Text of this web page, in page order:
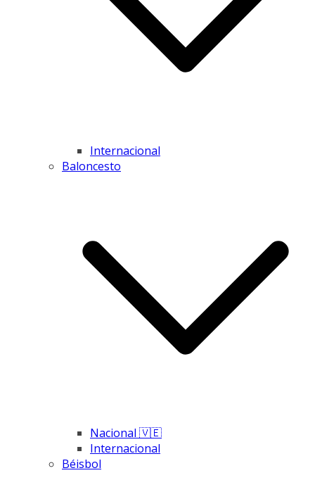
Internacional
Baloncesto
Nacional 🇻🇪
Internacional
Béisbol